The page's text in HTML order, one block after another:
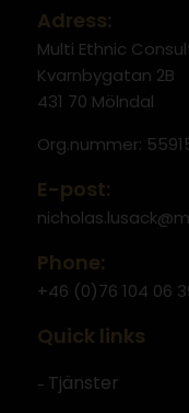
Adress:
Multi Ethnic
Kvarnbygatan 2B
431 70 Mölndal
Org.nummer:
E-post:
Phone:
+46 (0)76 104 06
Quick links
Tjänster